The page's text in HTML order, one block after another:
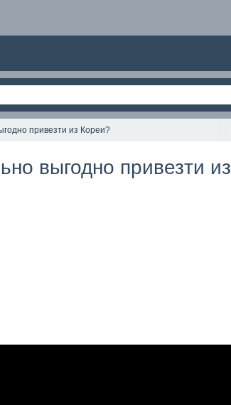
привезти из Кореи?
выгодно привезти из